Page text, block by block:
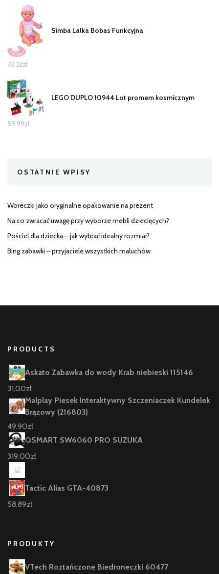
Simba Lalka Bobas Funkcyjna
73,32zł
LEGO DUPLO 10944 Lot promem kosmicznym
59,99zł
OSTATNIE WPISY
Woreczki jako oryginalne opakowanie na prezent
Na co zwracać uwagę przy wyborze mebli dziecięcych?
Pościel dla dziecka – jak wybrać idealny rozmiar?
Bing zabawki – przyjaciele wszystkich maluchów
PRODUCTS
Askato Zabawka do wody Krab niebieski 115146
31,00zł
Malplay Piesek Interaktywny Szczeniaczek Kundelek
Brązowy (216803)
49,90zł
QSMART SW6060 PRO SUZUKA
319,00zł
Tactic Alias GTA-40873
58,89zł
PRODUKTY
VTech Roztańczone Biedroneczki 60477